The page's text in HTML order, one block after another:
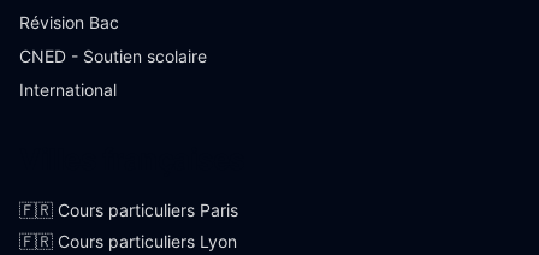
Révision Bac
CNED - Soutien scolaire
International
🇫🇷 Cours particuliers Paris
🇫🇷 Cours particuliers Lyon